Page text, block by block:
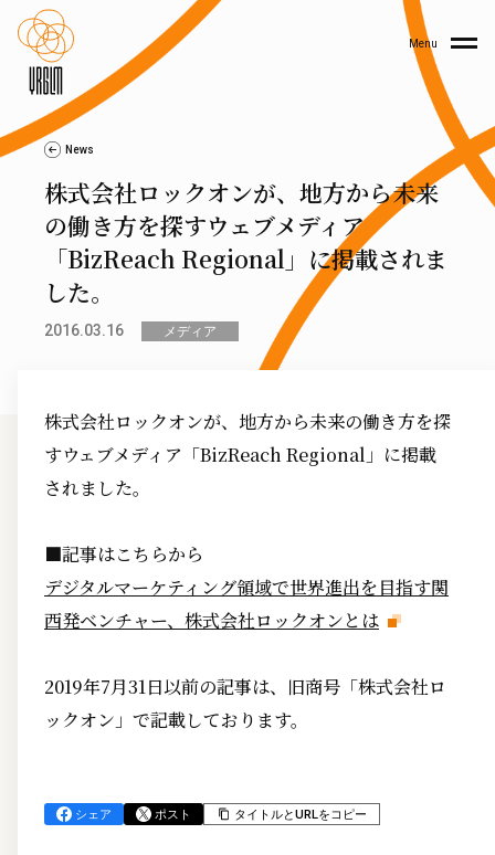
Menu
News
株式会社ロックオンが、地方から未来
の働き方を探すウェブメディア
「BizReach Regional」に掲載されま
した。
2016.03.16 メディア
株式会社ロックオンが、地方から未来の働き方を探
すウェブメディア「BizReach Regional」に掲載
されました。
■記事はこちらから
デジタルマーケティング領域で世界進出を目指す関
西発ベンチャー、株式会社ロックオンとは
2019年7月31日以前の記事は、旧商号「株式会社ロ
ックオン」で記載しております。
シェア ポスト タイトルとURLをコピー